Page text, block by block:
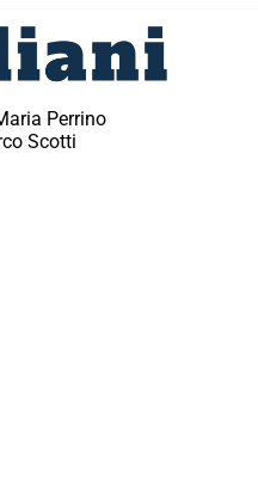
Perrino
Scotti